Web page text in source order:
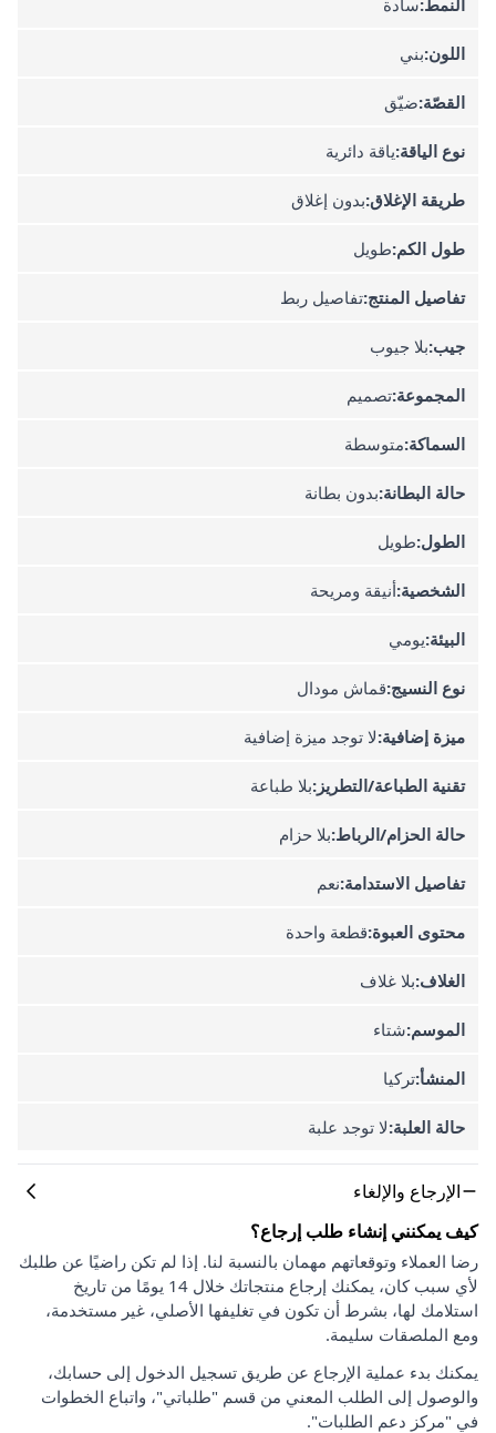
اللون:بني
القصّة:ضيّق
نوع الياقة:ياقة دائرية
طريقة الإغلاق:بدون إغلاق
طول الكم:طويل
تفاصيل المنتج:تفاصيل ربط
جيب:بلا جيوب
المجموعة:تصميم
السماكة:متوسطة
حالة البطانة:بدون بطانة
الطول:طويل
الشخصية:أنيقة ومريحة
البيئة:يومي
نوع النسيج:قماش مودال
ميزة إضافية:لا توجد ميزة إضافية
تقنية الطباعة/التطريز:بلا طباعة
حالة الحزام/الرباط:بلا حزام
تفاصيل الاستدامة:نعم
محتوى العبوة:قطعة واحدة
الغلاف:بلا غلاف
الموسم:شتاء
المنشأ:تركيا
حالة العلبة:لا توجد علبة
الإرجاع والإلغاء
كيف يمكنني إنشاء طلب إرجاع؟
رضا العملاء وتوقعاتهم مهمان بالنسبة لنا. إذا لم تكن راضيًا عن طلبك
لأي سبب كان، يمكنك إرجاع منتجاتك خلال 14 يومًا من تاريخ
استلامك لها، بشرط أن تكون في تغليفها الأصلي، غير مستخدمة،
ومع الملصقات سليمة.
يمكنك بدء عملية الإرجاع عن طريق تسجيل الدخول إلى حسابك،
والوصول إلى الطلب المعني من قسم "طلباتي"، واتباع الخطوات
في "مركز دعم الطلبات".